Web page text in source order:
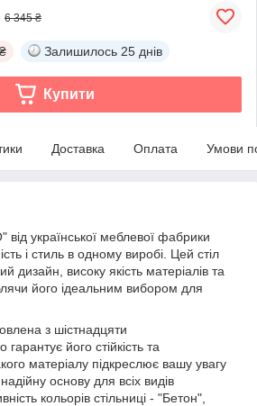
6 345 ₴
Залишилось 25 днів
Купити
Доставка Оплата Умови
української меблевої фабрики
і стиль в одному виробі. Цей стіл
дизайн, високу якість матеріалів та
його ідеальним вибором для
з шістнадцяти
його стійкість та
матеріалу підкреслює вашу увагу
основу для всіх видів
кольорів стільниці - "Бетон",